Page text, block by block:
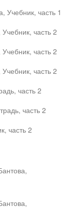
Учебник, часть 1
часть 2
часть 2
часть 2
часть 2
часть 2
часть 2